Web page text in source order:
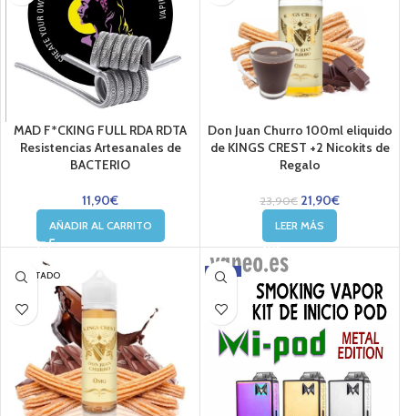
MAD F*CKING FULL RDA RDTA
Resistencias Artesanales de
BACTERIO
11,90€
AÑADIR AL CARRITO
Don Juan Churro 100ml eliquido
de KINGS CREST +2 Nicokits de
Regalo
23,90€ 21,90€
LEER MÁS
AGOTADO -16%